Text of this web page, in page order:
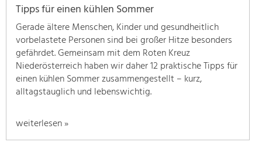
unsere
Themenschwerpunkte.
Für
mehr
Informationen
einfach
das
schon
Tipps für einen kühlen Sommer
Gerade ältere Menschen, Kinder und gesundheitlich
vorbelastete Personen sind bei großer Hitze besonders
gefährdet. Gemeinsam mit dem Roten Kreuz
Niederösterreich haben wir daher 12 praktische Tipps für
einen kühlen Sommer zusammengestellt – kurz,
alltagstauglich und lebenswichtig.
weiterlesen »